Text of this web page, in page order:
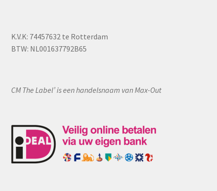
K.V.K: 74457632 te Rotterdam
BTW: NL001637792B65
CM The Label’ is een handelsnaam van Max-Out